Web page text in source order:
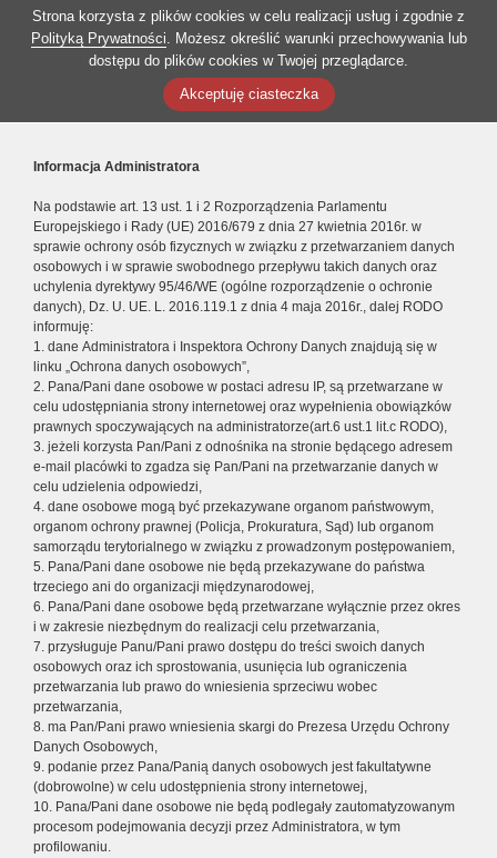
Strona korzysta z plików cookies w celu realizacji usług i zgodnie z
Polityką Prywatności. Możesz określić warunki przechowywania lub
dostępu do plików cookies w Twojej przeglądarce.
Akceptuję ciasteczka
Informacja Administratora
Na podstawie art. 13 ust. 1 i 2 Rozporządzenia Parlamentu
Europejskiego i Rady (UE) 2016/679 z dnia 27 kwietnia 2016r. w
sprawie ochrony osób fizycznych w związku z przetwarzaniem danych
osobowych i w sprawie swobodnego przepływu takich danych oraz
uchylenia dyrektywy 95/46/WE (ogólne rozporządzenie o ochronie
danych), Dz. U. UE. L. 2016.119.1 z dnia 4 maja 2016r., dalej RODO
informuję:
1. dane Administratora i Inspektora Ochrony Danych znajdują się w
linku „Ochrona danych osobowych”,
2. Pana/Pani dane osobowe w postaci adresu IP, są przetwarzane w
celu udostępniania strony internetowej oraz wypełnienia obowiązków
prawnych spoczywających na administratorze(art.6 ust.1 lit.c RODO),
3. jeżeli korzysta Pan/Pani z odnośnika na stronie będącego adresem
e-mail placówki to zgadza się Pan/Pani na przetwarzanie danych w
celu udzielenia odpowiedzi,
4. dane osobowe mogą być przekazywane organom państwowym,
organom ochrony prawnej (Policja, Prokuratura, Sąd) lub organom
samorządu terytorialnego w związku z prowadzonym postępowaniem,
5. Pana/Pani dane osobowe nie będą przekazywane do państwa
trzeciego ani do organizacji międzynarodowej,
6. Pana/Pani dane osobowe będą przetwarzane wyłącznie przez okres
i w zakresie niezbędnym do realizacji celu przetwarzania,
7. przysługuje Panu/Pani prawo dostępu do treści swoich danych
osobowych oraz ich sprostowania, usunięcia lub ograniczenia
przetwarzania lub prawo do wniesienia sprzeciwu wobec
przetwarzania,
8. ma Pan/Pani prawo wniesienia skargi do Prezesa Urzędu Ochrony
Danych Osobowych,
9. podanie przez Pana/Panią danych osobowych jest fakultatywne
(dobrowolne) w celu udostępnienia strony internetowej,
10. Pana/Pani dane osobowe nie będą podlegały zautomatyzowanym
procesom podejmowania decyzji przez Administratora, w tym
profilowaniu.